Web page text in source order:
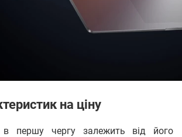
на ціну
в першу чергу залежить від його